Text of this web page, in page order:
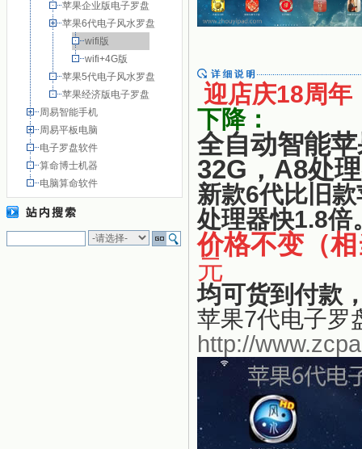
苹果企业版电子罗盘
苹果6代电子风水罗盘
wifi版
wifi+4G版
苹果5代电子风水罗盘
苹果经济版电子罗盘
周易智能手机
周易平板电脑
电子罗盘软件
算命博士机器
电脑算命软件
迎店庆18周年
下降：
全自动智能
32G，A8处
新款6代比旧
处理器快1.8倍
价格不变（
元
均可货到付款
苹果7代电子罗
http://